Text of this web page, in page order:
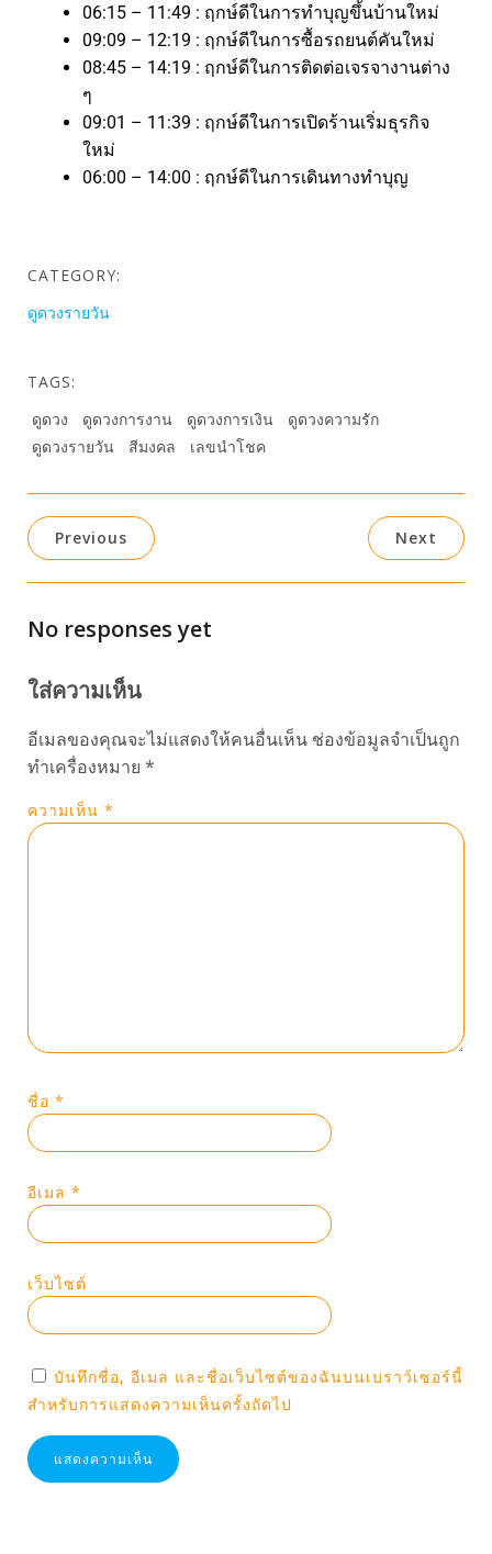
06:15 – 11:49 : ฤกษ์ดีในการทำบุญขึ้นบ้านใหม่
09:09 – 12:19 : ฤกษ์ดีในการซื้อรถยนต์คันใหม่
08:45 – 14:19 : ฤกษ์ดีในการติดต่อเจรจางานต่าง
ๆ
09:01 – 11:39 : ฤกษ์ดีในการเปิดร้านเริ่มธุรกิจ
ใหม่
06:00 – 14:00 : ฤกษ์ดีในการเดินทางทำบุญ
CATEGORY:
ดูดวงรายวัน
TAGS:
ดูดวง
ดูดวงการงาน ดูดวงการเงิน
ดูดวงความรัก
ดูดวงรายวัน
สีมงคล เลขนำโชค
Previous Next
No responses yet
ใส่ความเห็น
อีเมลของคุณจะไม่แสดงให้คนอื่นเห็น ช่องข้อมูลจำเป็นถูก
ทำเครื่องหมาย *
ความเห็น *
ชื่อ *
อีเมล *
เว็บไซต์
บันทึกชื่อ, อีเมล และชื่อเว็บไซต์ของฉันบนเบราว์เซอร์นี้
สำหรับการแสดงความเห็นครั้งถัดไป